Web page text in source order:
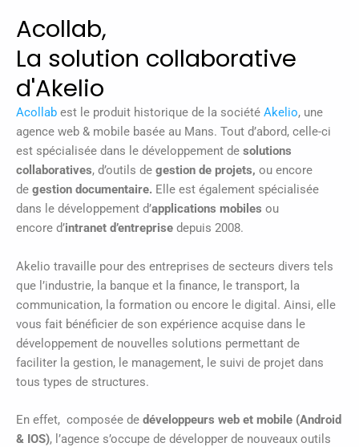
Acollab,
La solution collaborative
d'Akelio
Acollab est le produit historique de la société Akelio, une
agence web & mobile basée au Mans. Tout d’abord, celle-ci
est spécialisée dans le développement de solutions
collaboratives, d’outils de gestion de projets, ou encore
de gestion documentaire. Elle est également spécialisée
dans le développement d’applications mobiles ou
encore d’intranet d’entreprise depuis 2008.
Akelio travaille pour des entreprises de secteurs divers tels
que l’industrie, la banque et la finance, le transport, la
communication, la formation ou encore le digital. Ainsi, elle
vous fait bénéficier de son expérience acquise dans le
développement de nouvelles solutions permettant de
faciliter la gestion, le management, le suivi de projet dans
tous types de structures.
En effet, composée de développeurs web et mobile (Android
& IOS), l’agence s’occupe de développer de nouveaux outils